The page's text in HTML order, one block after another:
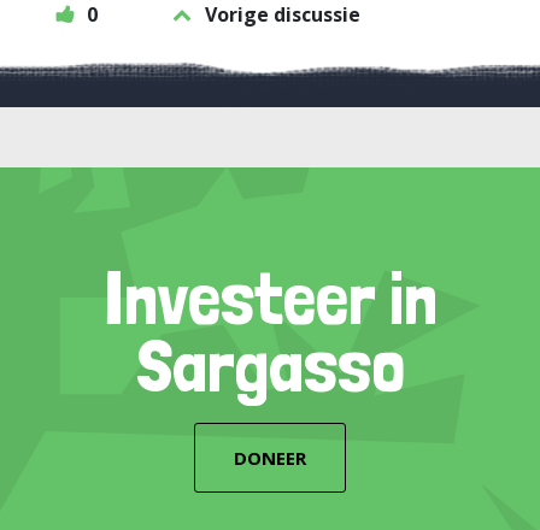
0 Vorige discussie
Investeer in
Sargasso
DONEER